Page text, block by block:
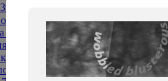
текстиля до -50%
до -70%
129 руб